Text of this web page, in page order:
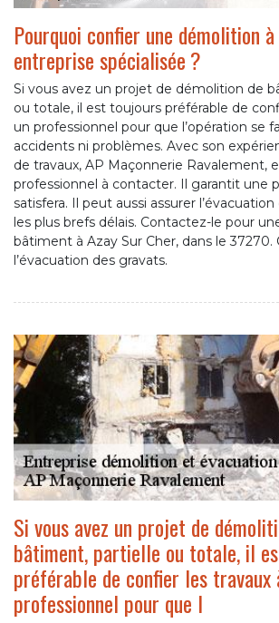
Pourquoi confier une démolition
entreprise spécialisée ?
Si vous avez un projet de démolition de
ou totale, il est toujours préférable de
un professionnel pour que l’opération se
accidents ni problèmes. Avec son
de travaux, AP Maçonnerie Ravalement,
professionnel à contacter. Il garantit une
satisfera. Il peut aussi assurer
les plus brefs délais. Contactez-le pour
bâtiment à Azay Sur Cher, dans le 37270.
l’évacuation des gravats.
Si vous avez un projet de
bâtiment, partielle ou totale, il
préférable de confier les travaux
professionnel pour que l